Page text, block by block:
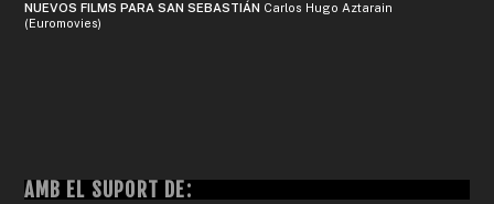
NUEVOS FILMS PARA SAN SEBASTIÁN Carlos Hugo Aztarain
(Euromovies)
AMB EL SUPORT DE: